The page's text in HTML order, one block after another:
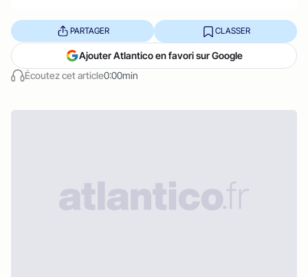
Écoutez cet article0:00min
PARTAGER CLASSER
Ajouter Atlantico en favori sur Google